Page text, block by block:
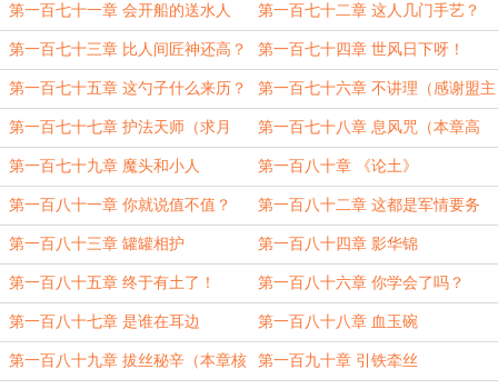
一，感谢盟主emoji111）
第一百七十一章 会开船的送水人
（二合一）
第一百七十二章 这人几门手艺？
（二合一）
第一百七十三章 比人间匠神还高？
（感谢盟主奈亚子最高）
第一百七十四章 世风日下呀！
第一百七十五章 这勺子什么来历？ 第一百七十六章 不讲理（感谢盟主
鹦鹉丶螺）
第一百七十七章 护法天师（求月
票）
第一百七十八章 息风咒（本章高
能）
第一百七十九章 魔头和小人 第一百八十章 《论土》
第一百八十一章 你就说值不值？ 第一百八十二章 这都是军情要务
第一百八十三章 罐罐相护 第一百八十四章 影华锦
第一百八十五章 终于有土了！ 第一百八十六章 你学会了吗？
第一百八十七章 是谁在耳边 第一百八十八章 血玉碗
第一百八十九章 拔丝秘辛（本章核 第一百九十章 引铁牵丝